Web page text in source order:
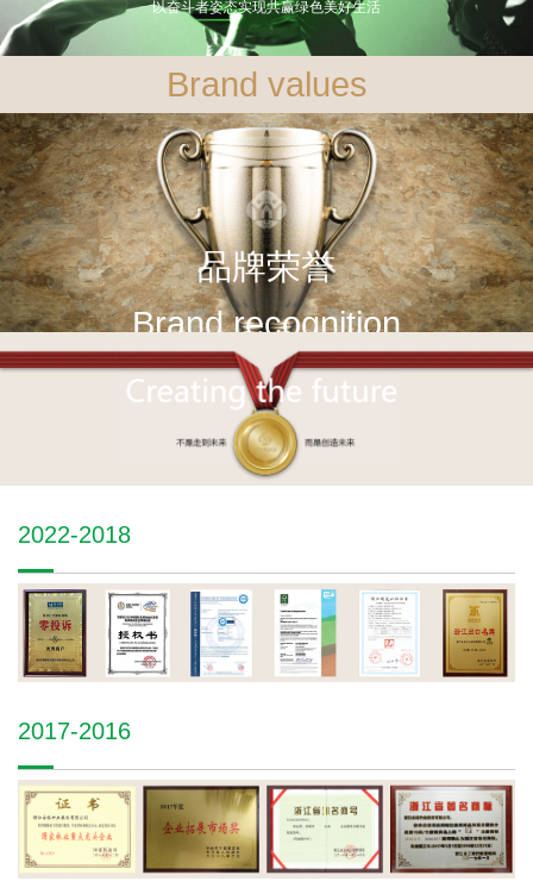
以奋斗者姿态实现共赢绿色美好生活
Brand values
品牌荣誉
Brand recognition
2022-2018
2017-2016